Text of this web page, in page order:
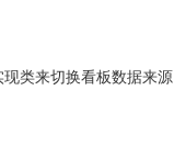
类来切换看板数据来源